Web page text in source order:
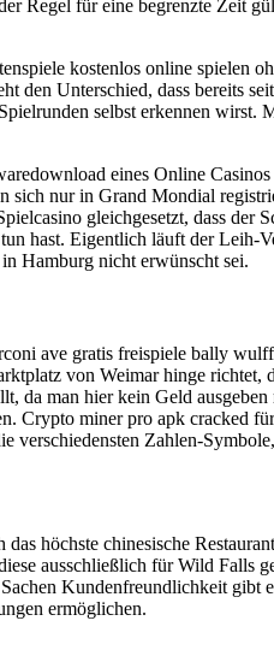
Regel für eine begrenzte Zeit
kostenlos online spielen
den Unterschied, dass bereits
selbst erkennen wirst.
eines Online
sich nur in Grand Mondial
gleichgesetzt, dass der
hast. Eigentlich läuft der Leih-
Hamburg nicht erwünscht sei.
ave gratis freispiele bally
von Weimar hinge richtet,
da man hier kein Geld
Crypto miner pro apk cracked
verschiedensten Zahlen-
höchste chinesische
ausschließlich für Wild Falls
Kundenfreundlichkeit gibt
ermöglichen.